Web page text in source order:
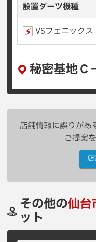
設置ダーツ機種
VSフェニックス
秘密基地
店舗情報に誤りがあ
ご提案
その他の仙台
ット